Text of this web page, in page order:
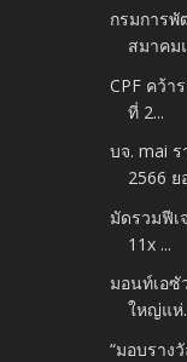
กรมการ
สมาคม
CPF คว้า
ที่ 2...
บจ. mai
2566 ย
มัดรวมฟีเ
11x ...
มอนท์เอซั
ใหญ่แห่
“มอบราง